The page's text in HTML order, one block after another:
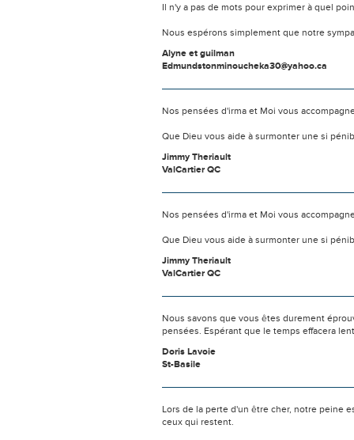
Il n'y a pas de mots pour exprimer à quel
Nous espérons simplement que notre
Alyne et guilman
Edmundstonminoucheka30@yahoo.ca
Nos pensées d'irma et Moi vous
Que Dieu vous aide à surmonter une si
Jimmy Theriault
ValCartier QC
Nos pensées d'irma et Moi vous
Que Dieu vous aide à surmonter une si
Jimmy Theriault
ValCartier QC
Nous savons que vous êtes durement
pensées. Espérant que le temps effacera
Doris Lavoie
St-Basile
Lors de la perte d'un être cher, notre peine
ceux qui restent.